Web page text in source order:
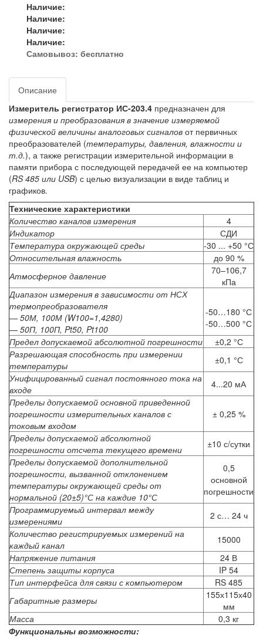
Наличие:
Наличие:
Наличие:
Наличие:
Самовывоз: бесплатно
Описание
Измеритель регистратор ИС-203.4 предназначен для
измерения и преобразования в значение измеряемой
физической величины аналоговых сигналов от первичных
преобразователей (температуры, давления, влажности и
т.д.), а также регистрации измерительной информации в
памяти прибора с последующей передачей ее на компьютер
(RS 485 или USB) с целью визуализации в виде таблиц и
графиков.
Технические характеристики
Количество каналов измерения
4
Индикатор
СДИ
Температура окружающей среды
-30 ... +50 °С
Относительная влажность
до 90 %
Атмосферное давление
70–106,7
кПа
Диапазон измерения в зависимости от НСХ
термопреобразователя
— 50М, 100М (W100=1,4280)
— 50П, 100П, Pt50, Pt100
-50…180 °С
-50…500 °С
Предел допускаемой абсолютной погрешности
±0,2 °С
Разрешающая способность при измерении
температуры
±0,1 °С
Унифицированный сигнал постоянного тока на
входе
4...20 мА
Пределы допускаемой основной приведенной
погрешности измерительных каналов с
токовым входом
± 0,25 %
Пределы допускаемой абсолютной
погрешности отсчета текущего времени
±10 с/сутки
Пределы допускаемой дополнительной
погрешности, вызванной отклонением
температуры окружающей среды от
нормальной (20±5)°С на каждие 10°С
0,5
основной
погрешности
Программируемый интервал между
измерениями
2 с… 24 ч
Количество регистрируемых измерений на
каждый канал
15000
Напряжение питания
24 В
Степень защиты корпуса
IP 54
Тип интерфейса для связи с компьютером
RS 485
Габаритные размеры
155х115х40
мм
Масса
0,3 кг
Функциональны возможности: